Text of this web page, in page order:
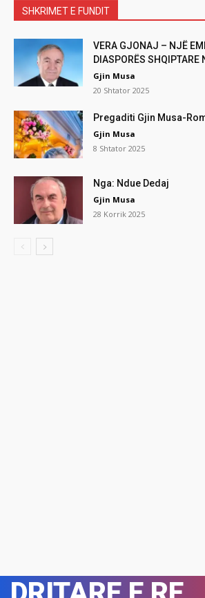
SHKRIMET E FUNDIT
VERA GJONAJ – NJË
DIASPORËS SHQIPTARE
Gjin Musa
20 Shtator 2025
Pregaditi Gjin Musa-
Gjin Musa
8 Shtator 2025
Nga: Ndue Dedaj
Gjin Musa
28 Korrik 2025